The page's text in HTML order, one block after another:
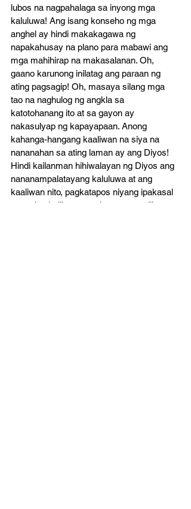
lubos na nagpahalaga sa inyong mga
kaluluwa! Ang isang konseho ng mga
anghel ay hindi makakagawa ng
napakahusay na plano para mabawi ang
mga mahihirap na makasalanan. Oh,
gaano karunong inilatag ang paraan ng
ating pagsagip! Oh, masaya silang mga
tao na naghulog ng angkla sa
katotohanang ito at sa gayon ay
nakasulyap ng kapayapaan. Anong
kahanga-hangang kaaliwan na siya na
nananahan sa ating laman ay ang Diyos!
Hindi kailanman hihiwalayan ng Diyos ang
nananampalatayang kaluluwa at ang
kaaliwan nito, pagkatapos niyang ipakasal
ang ating kalikasan sa kanyang sariling